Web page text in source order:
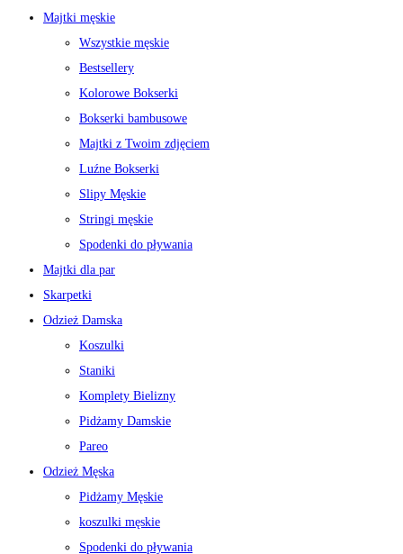
Majtki męskie
Wszystkie męskie
Bestsellery
Kolorowe Bokserki
Bokserki bambusowe
Majtki z Twoim zdjęciem
Luźne Bokserki
Slipy Męskie
Stringi męskie
Spodenki do pływania
Majtki dla par
Skarpetki
Odzież Damska
Koszulki
Staniki
Komplety Bielizny
Pidżamy Damskie
Pareo
Odzież Męska
Pidżamy Męskie
koszulki męskie
Spodenki do pływania